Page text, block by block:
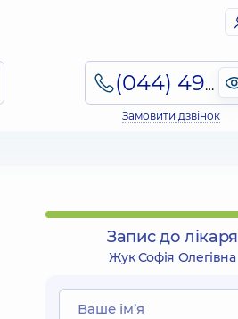
(044) 495-2-888
Замовити дзвінок
Запис до лікаря
Жук Софія Олегівна